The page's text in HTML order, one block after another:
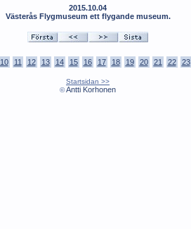
2015.10.04
Västerås Flygmuseum ett flygande museum.
10 11 12 13 14 15 16 17 18 19 20 21 22 23
Startsidan >>
©Antti Korhonen